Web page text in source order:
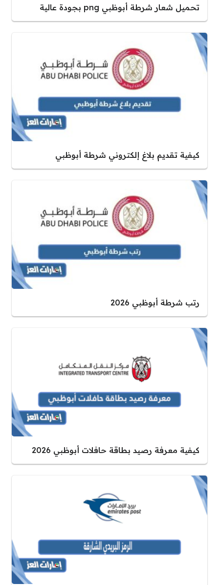
تحميل شعار شرطة أبوظبي png بجودة عالية
كيفية تقديم بلاغ إلكتروني شرطة أبوظبي
رتب شرطة أبوظبي 2026
كيفية معرفة رصيد بطاقة حافلات أبوظبي 2026